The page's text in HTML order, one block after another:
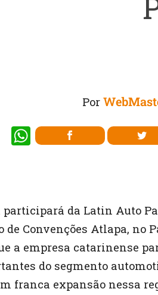
Por
W
A
p
p
participará da Latin Auto
de Convenções Atlapa, no
a empresa catarinense
do segmento
franca expansão nessa